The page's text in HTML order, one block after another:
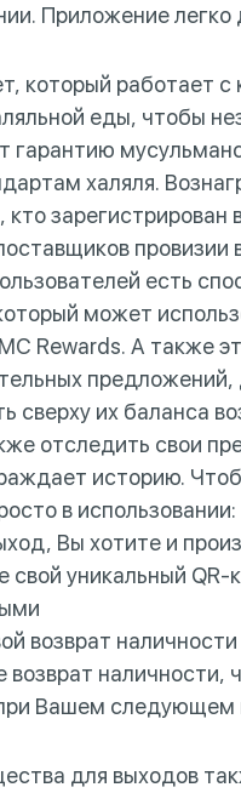
Приложение легко
который работает
еды, чтобы
гарантию
халяля.
кто
есть
может
Rewards. А также
сверху их баланса
отследить свои
историю.
в использовании:
Вы хотите и
свой уникальный
возврат наличности
возврат
Вашем следующем
для выходов